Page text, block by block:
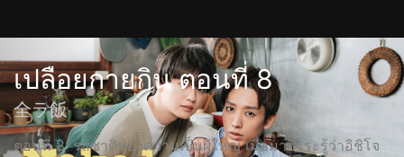
เปลือยกายกิน ตอนที่ 8
全ラ飯
ตอนที่ 8: รสชาติของความเป็นผู้ใหญ่ เมื่อมาฮิโระรู้ว่าอิชิโจ